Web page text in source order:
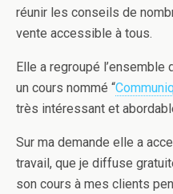
réunir les conseils de
vente accessible à tous.
Elle a regroupé
un cours nommé “
très intéressant et
Sur ma demande elle a
travail, que je diffuse
son cours à mes clients